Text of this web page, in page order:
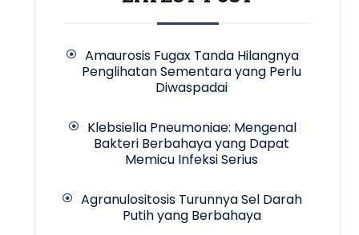
Amaurosis Fugax Tanda Hilangnya
Penglihatan Sementara yang Perlu
Diwaspadai
Klebsiella Pneumoniae: Mengenal
Bakteri Berbahaya yang Dapat
Memicu Infeksi Serius
Agranulositosis Turunnya Sel Darah
Putih yang Berbahaya